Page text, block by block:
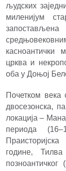
људских
миленијум
касноантички
црква и
оба у Доњој
Почетком века
двосезонска,
локација –
периода
године,